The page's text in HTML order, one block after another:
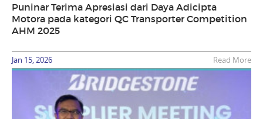
Puninar Terima Apresiasi dari Daya Adicipta
Motora pada kategori QC Transporter Competition
AHM 2025
Jan 15, 2026 Read More